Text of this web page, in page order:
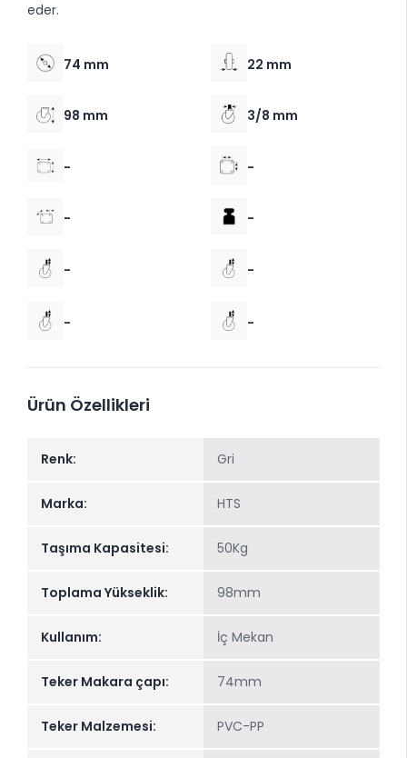
eder.
74 mm 22 mm
98 mm 3/8 mm
- -
- -
- -
- -
Ürün Özellikleri
Renk: Gri
Marka: HTS
Taşıma Kapasitesi: 50Kg
Toplama Yükseklik: 98mm
Kullanım: İç Mekan
Teker Makara çapı: 74mm
Teker Malzemesi: PVC-PP